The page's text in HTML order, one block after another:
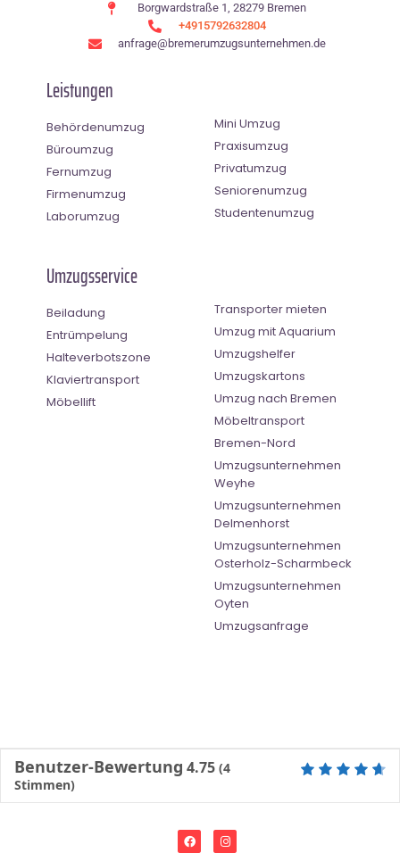
Borgwardstraße 1, 28279 Bremen
+4915792632804
anfrage@bremerumzugsunternehmen.de
Leistungen
Behördenumzug
Büroumzug
Fernumzug
Firmenumzug
Laborumzug
Mini Umzug
Praxisumzug
Privatumzug
Seniorenumzug
Studentenumzug
Umzugsservice
Beiladung
Entrümpelung
Halteverbotszone
Klaviertransport
Möbellift
Transporter mieten
Umzug mit Aquarium
Umzugshelfer
Umzugskartons
Umzug nach Bremen
Möbeltransport
Bremen-Nord
Umzugsunternehmen
Weyhe
Umzugsunternehmen
Delmenhorst
Umzugsunternehmen
Osterholz-Scharmbeck
Umzugsunternehmen
Oyten
Umzugsanfrage
Benutzer-Bewertung 4.75 (4
Stimmen)